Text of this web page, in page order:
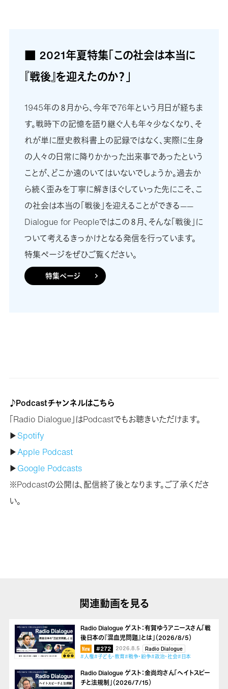
■ 2021年夏特集「この社会は本当に
『戦後』を迎えたのか？」
1945年の８月から、今年で76年という月日が経ちま
す。戦時下の記憶を語り継ぐ人も年々少なくなり、そ
れが単に歴史教科書上の記録ではなく、実際に生身
の人々の日常に降りかかった出来事であったという
ことが、どこか遠のいてはいないでしょうか。過去か
ら続く歪みを丁寧に解きほぐしていった先にこそ、こ
の社会は本当の「戦後」を迎えることができる——
Dialogue for Peopleではこの８月、そんな「戦後」に
ついて考えるきっかけとなる発信を行っています。
特集ページをぜひご覧ください。
特集ページ
♪Podcastチャンネルはこちら
「Radio Dialogue」はPodcastでもお聴きいただけます。
▶Spotify
▶Apple Podcast
▶Google Podcasts
※Podcastの公開は、配信終了後となります。ご了承くださ
い。
関連動画を見る
Radio Dialogue ゲスト：有賀ゆうアニースさん「戦
後日本の『混血児問題』とは」（2026/8/5）
#272 2026.8.5
Radio Dialogue
#人権#子ども・教育#戦争・紛争#政治・社会#日本
Radio Dialogue ゲスト：金尚均さん「ヘイトスピー
チと法規制」（2026/7/15）